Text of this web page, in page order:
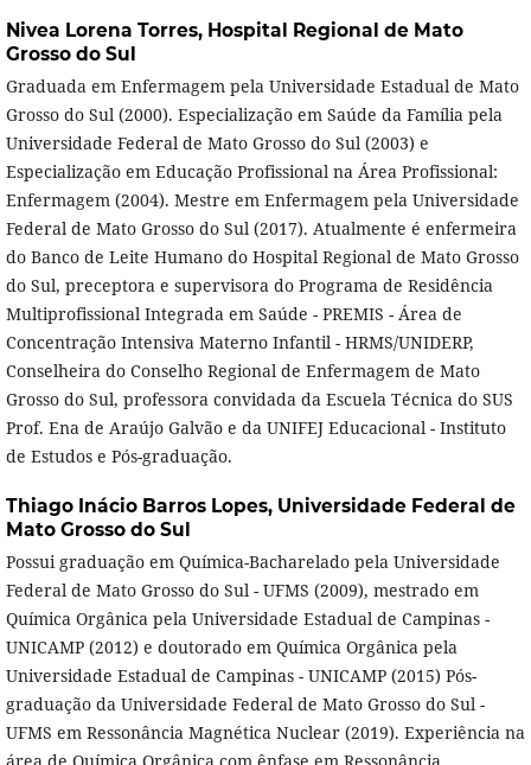
Nivea Lorena Torres, Hospital Regional de Mato
Grosso do Sul
Graduada em Enfermagem pela Universidade Estadual de Mato
Grosso do Sul (2000). Especialização em Saúde da Família pela
Universidade Federal de Mato Grosso do Sul (2003) e
Especialização em Educação Profissional na Área Profissional:
Enfermagem (2004). Mestre em Enfermagem pela Universidade
Federal de Mato Grosso do Sul (2017). Atualmente é enfermeira
do Banco de Leite Humano do Hospital Regional de Mato Grosso
do Sul, preceptora e supervisora do Programa de Residência
Multiprofissional Integrada em Saúde - PREMIS - Área de
Concentração Intensiva Materno Infantil - HRMS/UNIDERP,
Conselheira do Conselho Regional de Enfermagem de Mato
Grosso do Sul, professora convidada da Escuela Técnica do SUS
Prof. Ena de Araújo Galvão e da UNIFEJ Educacional - Instituto
de Estudos e Pós-graduação.
Thiago Inácio Barros Lopes, Universidade Federal de
Mato Grosso do Sul
Possui graduação em Química-Bacharelado pela Universidade
Federal de Mato Grosso do Sul - UFMS (2009), mestrado em
Química Orgânica pela Universidade Estadual de Campinas -
UNICAMP (2012) e doutorado em Química Orgânica pela
Universidade Estadual de Campinas - UNICAMP (2015) Pós-
graduação da Universidade Federal de Mato Grosso do Sul -
UFMS em Ressonância Magnética Nuclear (2019). Experiência na